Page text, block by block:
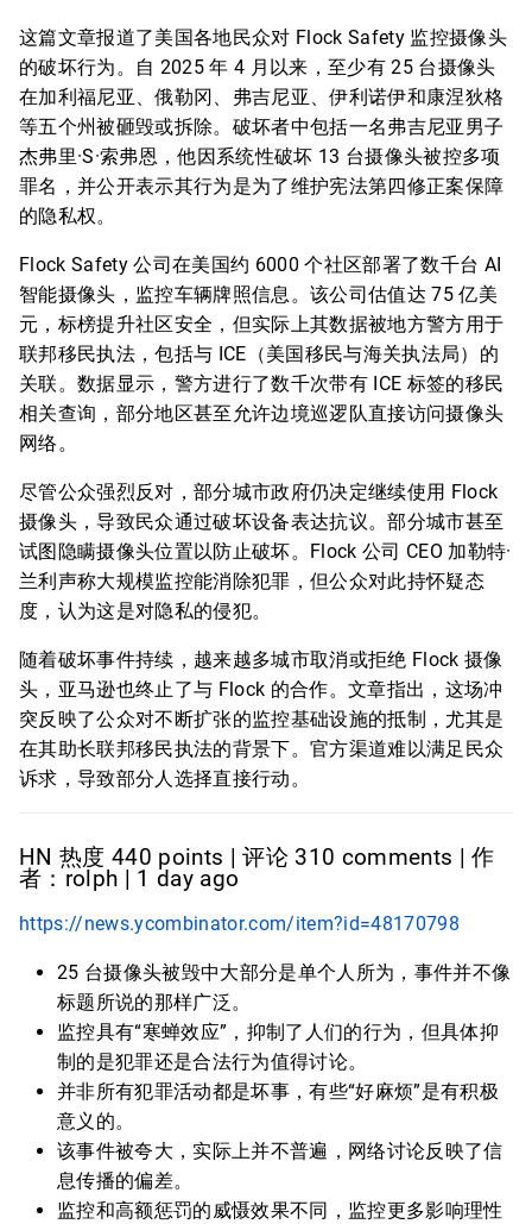
这篇文章报道了美国各地民众对 Flock Safety 监控摄像头
的破坏行为。自 2025 年 4 月以来，至少有 25 台摄像头
在加利福尼亚、俄勒冈、弗吉尼亚、伊利诺伊和康涅狄格
等五个州被砸毁或拆除。破坏者中包括一名弗吉尼亚男子
杰弗里·S·索弗恩，他因系统性破坏 13 台摄像头被控多项
罪名，并公开表示其行为是为了维护宪法第四修正案保障
的隐私权。
Flock Safety 公司在美国约 6000 个社区部署了数千台 AI
智能摄像头，监控车辆牌照信息。该公司估值达 75 亿美
元，标榜提升社区安全，但实际上其数据被地方警方用于
联邦移民执法，包括与 ICE（美国移民与海关执法局）的
关联。数据显示，警方进行了数千次带有 ICE 标签的移民
相关查询，部分地区甚至允许边境巡逻队直接访问摄像头
网络。
尽管公众强烈反对，部分城市政府仍决定继续使用 Flock
摄像头，导致民众通过破坏设备表达抗议。部分城市甚至
试图隐瞒摄像头位置以防止破坏。Flock 公司 CEO 加勒特·
兰利声称大规模监控能消除犯罪，但公众对此持怀疑态
度，认为这是对隐私的侵犯。
随着破坏事件持续，越来越多城市取消或拒绝 Flock 摄像
头，亚马逊也终止了与 Flock 的合作。文章指出，这场冲
突反映了公众对不断扩张的监控基础设施的抵制，尤其是
在其助长联邦移民执法的背景下。官方渠道难以满足民众
诉求，导致部分人选择直接行动。
HN 热度 440 points | 评论 310 comments | 作
者：rolph | 1 day ago
https://news.ycombinator.com/item?id=48170798
25 台摄像头被毁中大部分是单个人所为，事件并不像
标题所说的那样广泛。
监控具有“寒蝉效应”，抑制了人们的行为，但具体抑
制的是犯罪还是合法行为值得讨论。
并非所有犯罪活动都是坏事，有些“好麻烦”是有积极
意义的。
该事件被夸大，实际上并不普遍，网络讨论反映了信
息传播的偏差。
监控和高额惩罚的威慑效果不同，监控更多影响理性